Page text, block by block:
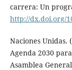
carrera: Un
http://dx.doi.org/
Naciones
Agenda 2030
Asamblea